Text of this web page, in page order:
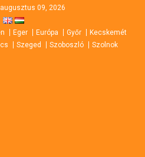
09, 2026
Eger Európa Győr
Kecskemét
Szeged Szoboszló Szolnok